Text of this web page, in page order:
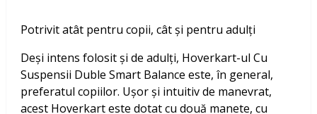
Potrivit atât pentru copii, cât și pentru adulți
Deși intens folosit și de adulți, Hoverkart-ul Cu
Suspensii Duble Smart Balance este, în general,
preferatul copiilor. Ușor și intuitiv de manevrat,
acest Hoverkart este dotat cu două manete, cu